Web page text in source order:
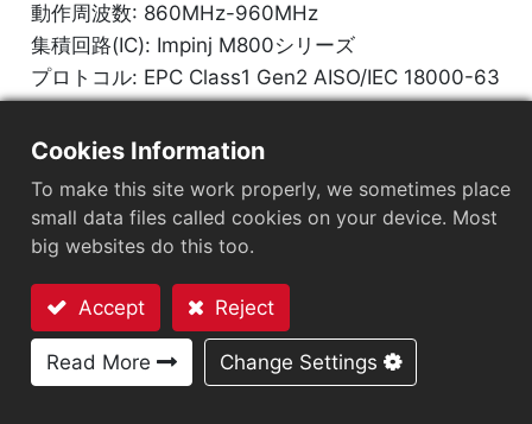
動作周波数: 860MHz-960MHz
集積回路(IC): Impinj M800シリーズ
プロトコル: EPC Class1 Gen2 AISO/IEC 18000-63
市場セグメント 小売
チップ：Impinj M800 Series
アンテナサイズ（mm）
EPCメモリ： 128 bits/96 bits
User Memory：0/32 bits お問い合わせ
Cookies Information
To make this site work properly, we sometimes place
small data files called cookies on your device. Most
big websites do this too.
Accept Reject
Read More Change Settings